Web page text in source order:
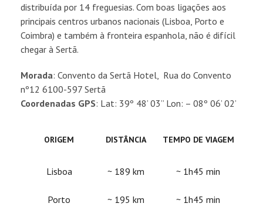
distribuída por 14 freguesias. Com boas ligações aos
principais centros urbanos nacionais (Lisboa, Porto e
Coimbra) e também à fronteira espanhola, não é difícil
chegar à Sertã.
Morada: Convento da Sertã Hotel, Rua do Convento
nº12 6100-597 Sertã
Coordenadas GPS: Lat: 39º 48’ 03’’ Lon: – 08º 06’ 02’
ORIGEM DISTÂNCIA TEMPO DE VIAGEM
Lisboa ~ 189 km ~ 1h45 min
Porto ~ 195 km ~ 1h45 min